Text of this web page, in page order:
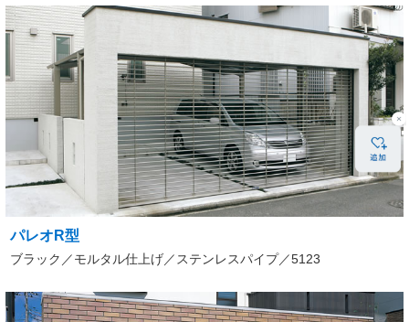
パレオR型
ブラック／モルタル仕上げ／ステンレスパイプ／5123